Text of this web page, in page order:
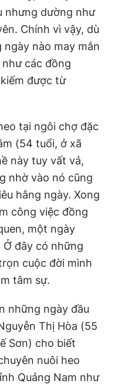
nhưng dường như
Chính vì vậy, dù
nào may mắn
các đồng
được từ
tại ngôi chợ đặc
(54 tuổi, ở xã
này tuy vất vả,
nhờ vào nó cũng
hằng ngày. Xong
công việc đồng
một ngày
đây có những
cuộc đời mình
tâm sự.
những ngày đầu
Thị Hòa (55
Sơn) cho biết
nuôi heo
Quảng Nam như